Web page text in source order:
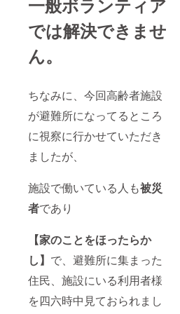
では解決できませ
ん。
ちなみに、今回高齢者施設
が避難所になってるところ
に視察に行かせていただき
ましたが、
施設で働いている人も被災
者であり
【家のことをほったらか
し】 で、避難所に集まった
住民、施設にいる利用者様
を四六時中見ておられまし